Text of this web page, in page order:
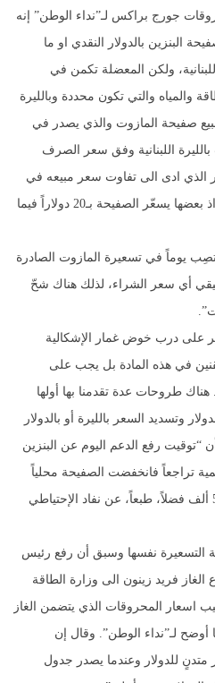
جورج براكس لـ”نداء الوطن” إنه
البنزين بالدولار النقدي او ما
ولكن المعضلة تكمن في
والمياه والتي تكون محددة وبالليرة
صفيحة المازوت والذي يصدر في
اللبنانية وفق سعر الصرف
الذي ادى الى تفاوت سعر مبيعه في
المحطات حتى بالدولار الأميركي، اذ بعضها يسعّر الصفيحة بـ20 دولاراً فيما
يوماً في تسعيرة المازوت الصادرة
أي سعر الشراء، لذلك هناك شحّ
على درب خوض غمار الإشكالية
في هذه المادة بل يجب على
هناك طروحات عدة تقدمنا بها أولها
وتسديد السعر بالليرة أو بالدولار
“توقيت رفع الدعم اليوم عن البنزين
تراجعاً فانخفضت الصفيحة محلياً
من نحو 800 ألف ليرة الى نحو 500 ألف فضلاً، طبعاً، عن نفاد الإحتياطي
التسعيرة نفسها وسبق أن رفع رئيس
فريد زينون الى وزارة الطاقة
اسعار المحروقات الذي يتضمن الغاز
أوضح لـ”نداء الوطن”. وقال إن
للدولار وعندما يصدر جدول